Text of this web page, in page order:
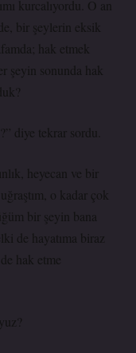
kurcalıyordu. O an
bir şeylerin eksik
hak etmek
şeyin sonunda hak
diye tekrar sordu.
heyecan ve bir
o kadar çok
bir şeyin bana
de hayatıma biraz
hak etme